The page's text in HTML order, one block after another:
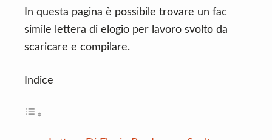
In questa pagina è possibile trovare un fac
simile lettera di elogio per lavoro svolto da
scaricare e compilare.
Indice